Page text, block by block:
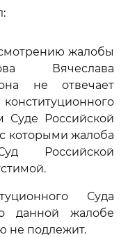
жалобы
Вячеслава
не отвечает
Суде Российской
которыми жалоба
Российской
Суда
данной жалобе
не подлежит.